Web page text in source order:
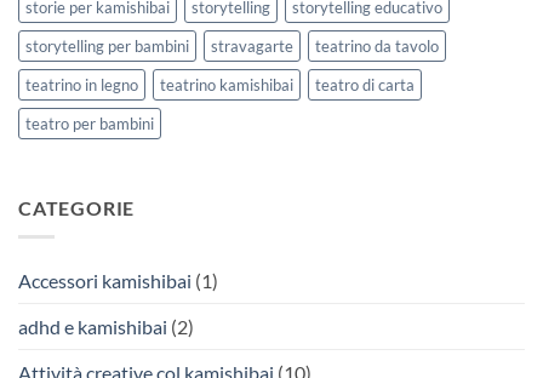
storie per kamishibai
storytelling
storytelling educativo
storytelling per bambini
stravagarte
teatrino da tavolo
teatrino in legno
teatrino kamishibai
teatro di carta
teatro per bambini
CATEGORIE
Accessori kamishibai (1)
adhd e kamishibai (2)
Attività creative col kamishibai (10)